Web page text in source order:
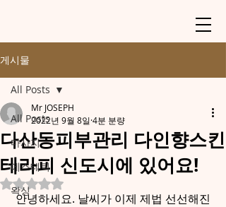
게시물
All Posts
마사지
에스테틱
왁싱
All Posts
다산동피부관리 다인향스킨
테라피 신도시에 있어요!
Mr JOSEPH
2022년 9월 8일 4분 분량
별점 5점 중 NaN점을 주었습니다.
안녕하세요. 날씨가 이제 제법 선선해진